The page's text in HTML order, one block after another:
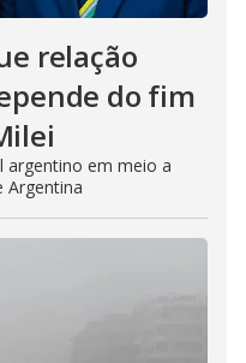
relação
do fim
em meio a
Argentina